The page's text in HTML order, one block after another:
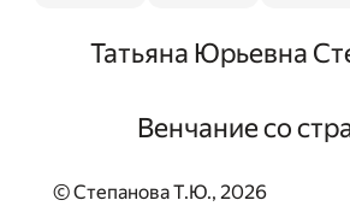
Татьяна Юрьевна
Венчание со
© Степанова Т.Ю., 2026